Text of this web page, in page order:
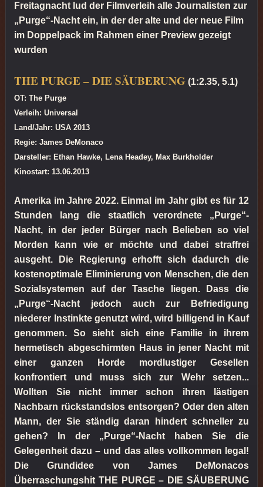
Freitagnacht lud der Filmverleih alle Journalisten zur
„Purge“-Nacht ein, in der der alte und der neue Film
im Doppelpack im Rahmen einer Preview gezeigt
wurden
THE PURGE – DIE SÄUBERUNG (1:2.35, 5.1)
OT: The Purge
Verleih: Universal
Land/Jahr: USA 2013
Regie: James DeMonaco
Darsteller: Ethan Hawke, Lena Headey, Max Burkholder
Kinostart: 13.06.2013
Amerika im Jahre 2022. Einmal im Jahr gibt es für 12
Stunden lang die staatlich verordnete „Purge“-
Nacht, in der jeder Bürger nach Belieben so viel
Morden kann wie er möchte und dabei straffrei
ausgeht. Die Regierung erhofft sich dadurch die
kostenoptimale Eliminierung von Menschen, die den
Sozialsystemen auf der Tasche liegen. Dass die
„Purge“-Nacht jedoch auch zur Befriedigung
niederer Instinkte genutzt wird, wird billigend in Kauf
genommen. So sieht sich eine Familie in ihrem
hermetisch abgeschirmten Haus in jener Nacht mit
einer ganzen Horde mordlustiger Gesellen
konfrontiert und muss sich zur Wehr setzen...
Wollten Sie nicht immer schon ihren lästigen
Nachbarn rückstandslos entsorgen? Oder den alten
Mann, der Sie ständig daran hindert schneller zu
gehen? In der „Purge“-Nacht haben Sie die
Gelegenheit dazu – und das alles vollkommen legal!
Die Grundidee von James DeMonacos
Überraschungshit THE PURGE – DIE SÄUBERUNG